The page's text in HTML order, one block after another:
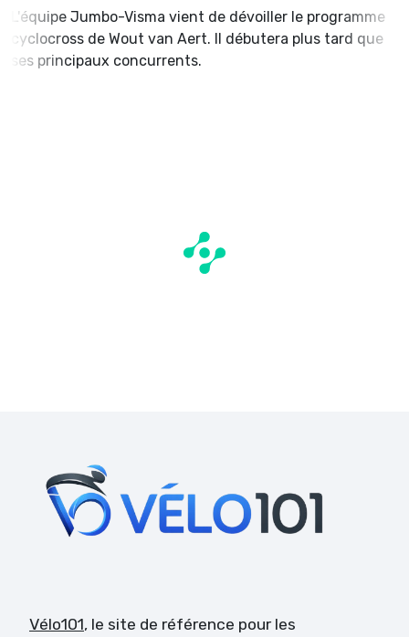
L'équipe Jumbo-Visma vient de dévoiller le programme
cyclocross de Wout van Aert. Il débutera plus tard que
ses principaux concurrents.
Vélo101, le site de référence pour les